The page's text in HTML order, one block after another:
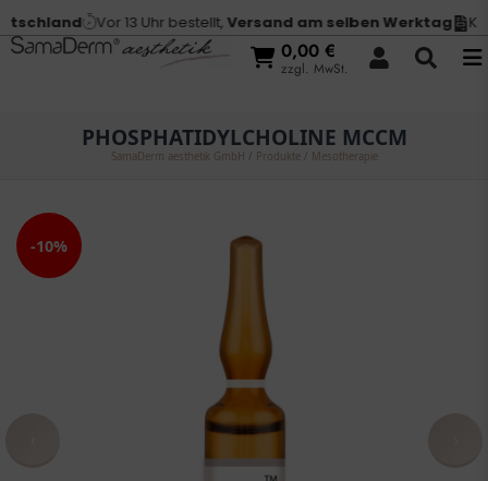
Vor 13 Uhr bestellt,Versand am selben Werktag
0,00 €
zzgl. MwSt.
PHOSPHATIDYLCHOLINE MCCM
SamaDerm aesthetik GmbH Produkte/ Mesotherapie
-10%